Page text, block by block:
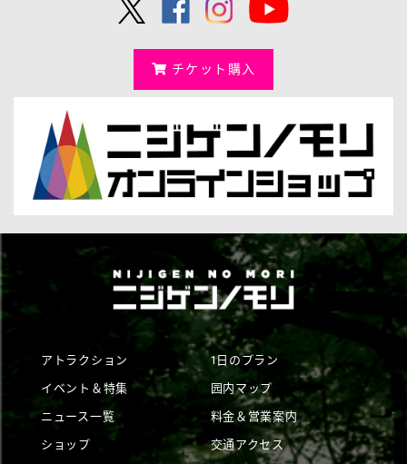
チケット購入
アトラクション
イベント＆特集
ニュース一覧
ショップ
1日のプラン
园内マップ
料金＆営業案内
交通アクセス